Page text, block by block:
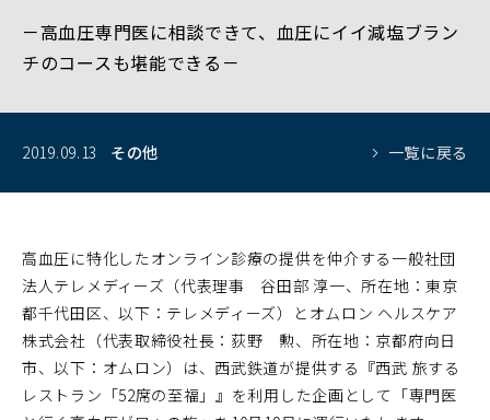
－高血圧専門医に相談できて、血圧にイイ減塩ブラン
チのコースも堪能できる－
2019.09.13 その他 一覧に戻る
高血圧に特化したオンライン診療の提供を仲介する一般社団
法人テレメディーズ（代表理事 谷田部 淳一、所在地：東京
都千代田区、以下：テレメディーズ）とオムロン ヘルスケア
株式会社（代表取締役社長：荻野 勲、所在地：京都府向日
市、以下：オムロン）は、西武鉄道が提供する『西武 旅する
レストラン「52席の至福」』を利用した企画として「専門医